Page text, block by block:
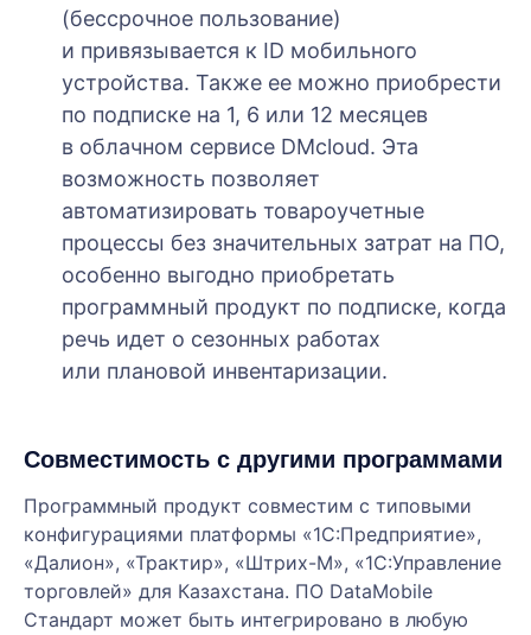
(бессрочное пользование)
и привязывается к ID мобильного
устройства. Также ее можно приобрести
по подписке на 1, 6 или 12 месяцев
в облачном сервисе DMcloud. Эта
возможность позволяет
автоматизировать товароучетные
процессы без значительных затрат на ПО,
особенно выгодно приобретать
программный продукт по подписке, когда
речь идет о сезонных работах
или плановой инвентаризации.
Совместимость с другими программами
Программный продукт совместим с типовыми
конфигурациями платформы «1С:Предприятие»,
«Далион», «Трактир», «Штрих-М», «1С:Управление
торговлей» для Казахстана. ПО DataMobile
Стандарт может быть интегрировано в любую